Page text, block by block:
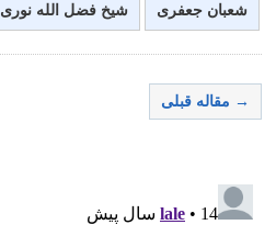
شعبان جعفری شیخ فضل الله نوری
→ مقاله قبلی